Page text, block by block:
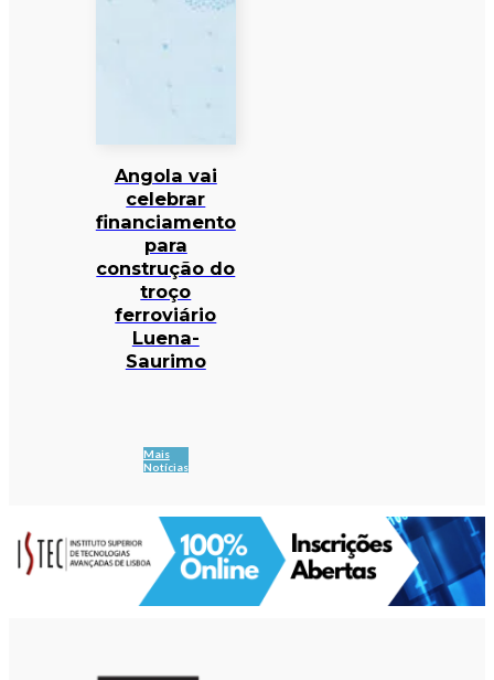
Angola vai
celebrar
financiamento
para
construção do
troço
ferroviário
Luena-
Saurimo
Mais
Notícias